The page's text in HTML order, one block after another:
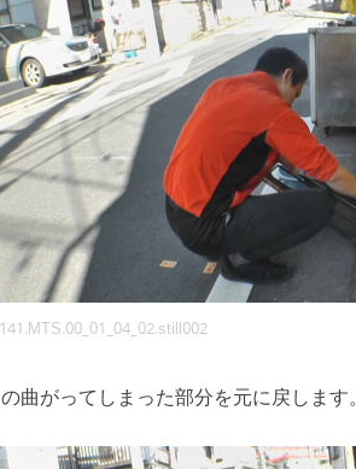
曲がってしまった部分を元に戻します。